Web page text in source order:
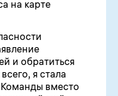
на карте
и обратиться
я стала
вместо